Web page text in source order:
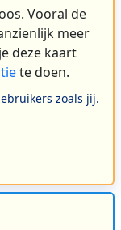
Vooral de
meer
deze kaart
te doen.
zoals jij.